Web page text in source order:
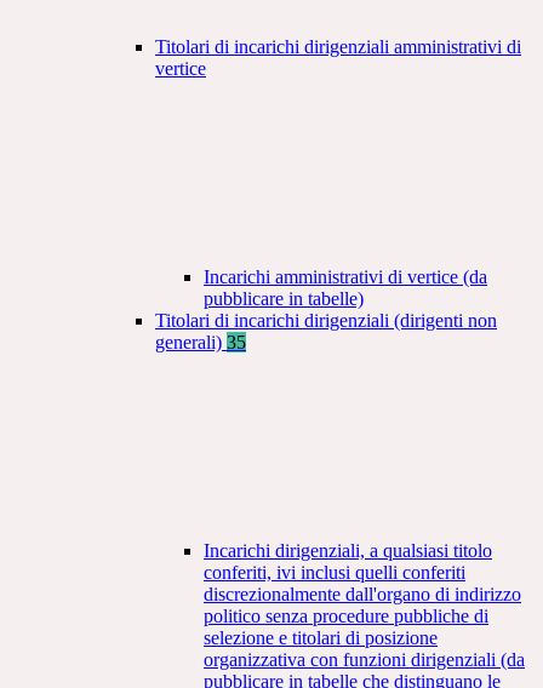
Titolari di incarichi dirigenziali amministrativi di
vertice
Incarichi amministrativi di vertice (da
pubblicare in tabelle)
Titolari di incarichi dirigenziali (dirigenti non
generali) 35
Incarichi dirigenziali, a qualsiasi titolo
conferiti, ivi inclusi quelli conferiti
discrezionalmente dall'organo di indirizzo
politico senza procedure pubbliche di
selezione e titolari di posizione
organizzativa con funzioni dirigenziali (da
pubblicare in tabelle che distinguano le